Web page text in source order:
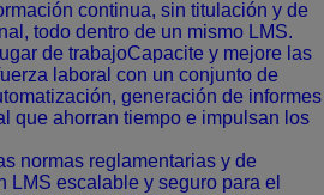
continua, sin titulación y de
todo dentro de un mismo LMS.
de trabajoCapacite y mejore las
laboral con un conjunto de
generación de informes
que ahorran tiempo e impulsan los
normas reglamentarias y de
LMS escalable y seguro para el